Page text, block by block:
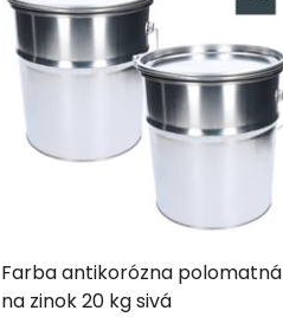
Farba antikorózna polomatná
na zinok 20 kg sivá